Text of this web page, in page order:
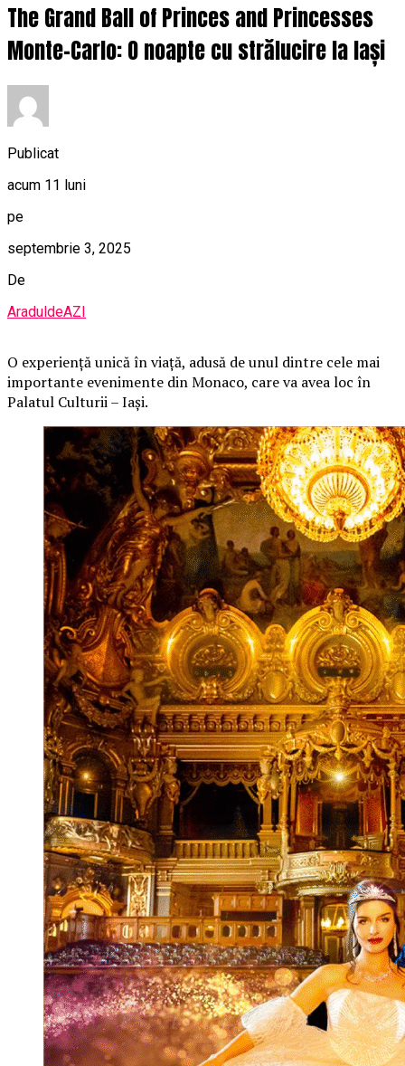
The Grand Ball of Princes and Princesses
Monte-Carlo: O noapte cu strălucire la Iași
Publicat
acum 11 luni
pe
septembrie 3, 2025
De
AraduldeAZI
O experiență unică în viață, adusă de unul dintre cele mai
importante evenimente din Monaco, care va avea loc în
Palatul Culturii – Iași.